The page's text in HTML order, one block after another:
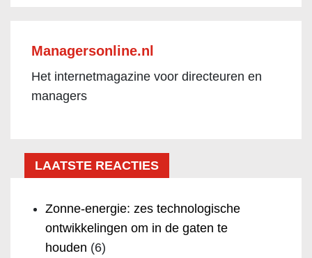
Managersonline.nl
Het internetmagazine voor directeuren en
managers
LAATSTE REACTIES
Zonne-energie: zes technologische
ontwikkelingen om in de gaten te
houden (6)